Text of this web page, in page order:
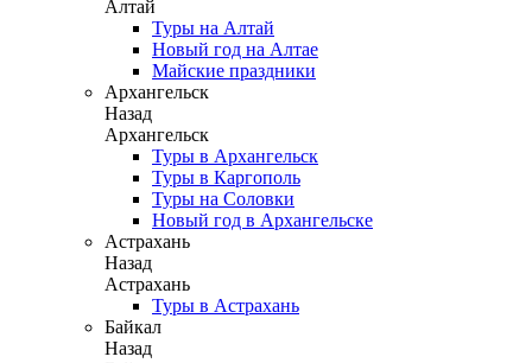
Алтай
Туры на Алтай
Новый год на Алтае
Майские праздники
Архангельск
Назад
Архангельск
Туры в Архангельск
Туры в Каргополь
Туры на Соловки
Новый год в Архангельске
Астрахань
Назад
Астрахань
Туры в Астрахань
Байкал
Назад